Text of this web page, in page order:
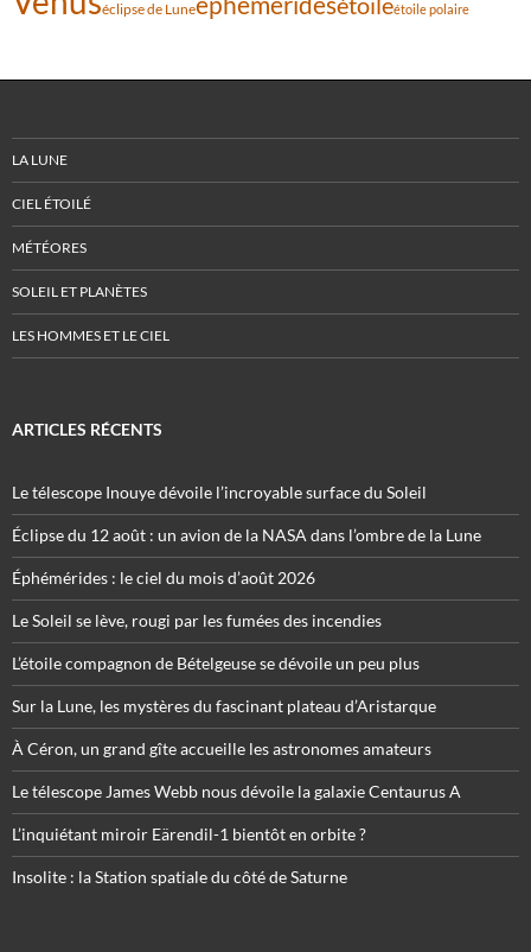
éclipse de Lune étoile polaire
LA LUNE
CIEL ÉTOILÉ
MÉTÉORES
SOLEIL ET PLANÈTES
LES HOMMES ET LE CIEL
ARTICLES RÉCENTS
Le télescope Inouye dévoile l’incroyable surface du Soleil
Éclipse du 12 août : un avion de la NASA dans l’ombre de la Lune
Éphémérides : le ciel du mois d’août 2026
Le Soleil se lève, rougi par les fumées des incendies
L’étoile compagnon de Bételgeuse se dévoile un peu plus
Sur la Lune, les mystères du fascinant plateau d’Aristarque
À Céron, un grand gîte accueille les astronomes amateurs
Le télescope James Webb nous dévoile la galaxie Centaurus A
L’inquiétant miroir Eärendil-1 bientôt en orbite ?
Insolite : la Station spatiale du côté de Saturne